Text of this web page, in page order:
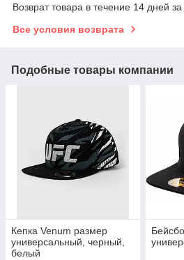
Возврат товара в течение 14 дней за
Все условия возврата
Подобные товары компании
Кепка Venum размер
универсальный, черный,
белый